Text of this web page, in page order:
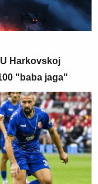
Harkovskoj
"baba jaga"